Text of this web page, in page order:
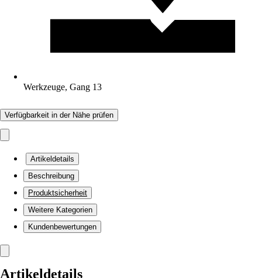
Werkzeuge, Gang 13
Verfügbarkeit in der Nähe prüfen
Artikeldetails
Beschreibung
Produktsicherheit
Weitere Kategorien
Kundenbewertungen
Artikeldetails